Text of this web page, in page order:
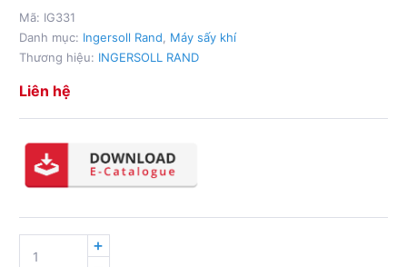
Liên hệ
SẤY
Mã: IG331
Danh mục: Ingersoll Rand
Máy sấy khí
Thương hiệu: INGERSOLL RAND